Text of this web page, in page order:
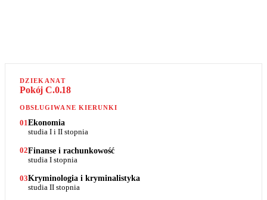
DZIEKANAT
Pokój C.0.18
OBSŁUGIWANE KIERUNKI
01Ekonomia
studia I i II stopnia
02Finanse i rachunkowość
studia I stopnia
03Kryminologia i kryminalistyka
studia II stopnia